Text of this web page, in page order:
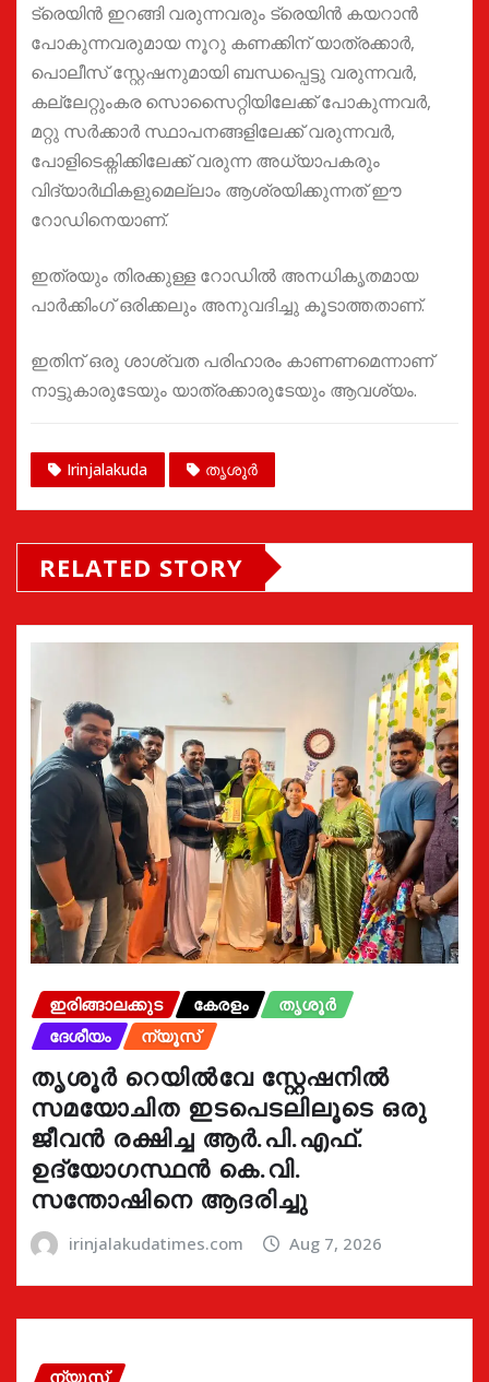
ട്രെയിൻ ഇറങ്ങി വരുന്നവരും ട്രെയിൻ കയറാൻ
പോകുന്നവരുമായ നൂറു കണക്കിന് യാത്രക്കാർ,
പൊലീസ് സ്റ്റേഷനുമായി ബന്ധപ്പെട്ടു വരുന്നവർ,
കല്ലേറ്റുംകര സൊസൈറ്റിയിലേക്ക് പോകുന്നവർ,
മറ്റു സർക്കാർ സ്ഥാപനങ്ങളിലേക്ക് വരുന്നവർ,
പോളിടെക്നിക്കിലേക്ക് വരുന്ന അധ്യാപകരും
വിദ്യാർഥികളുമെല്ലാം ആശ്രയിക്കുന്നത് ഈ
റോഡിനെയാണ്.
ഇത്രയും തിരക്കുള്ള റോഡിൽ അനധികൃതമായ
പാർക്കിംഗ് ഒരിക്കലും അനുവദിച്ചു കൂടാത്തതാണ്.
ഇതിന് ഒരു ശാശ്വത പരിഹാരം കാണണമെന്നാണ്
നാട്ടുകാരുടേയും യാത്രക്കാരുടേയും ആവശ്യം.
Irinjalakuda തൃശൂർ
RELATED STORY
ഇരിങ്ങാലക്കുട കേരളം
തൃശൂർ
ദേശീയം
ന്യൂസ്
തൃശൂർ റെയിൽവേ സ്റ്റേഷനിൽ
സമയോചിത ഇടപെടലിലൂടെ ഒരു
ജീവൻ രക്ഷിച്ച ആർ.പി.എഫ്.
ഉദ്യോഗസ്ഥൻ കെ.വി.
സന്തോഷിനെ ആദരിച്ചു
irinjalakudatimes.com Aug 7, 2026
ന്യൂസ്